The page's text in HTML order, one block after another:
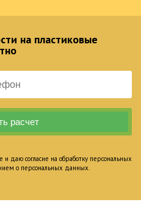
на пластиковые
даю согласие на обработку персональных
о персональных данных.